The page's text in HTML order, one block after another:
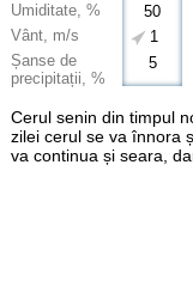
Umiditate, %
Vânt, m/s
Șanse de
precipitații, %
50
1
5
Cerul senin din timpul
zilei cerul se va înnora
va continua și seara,